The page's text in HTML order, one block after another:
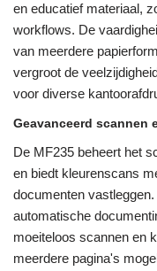
en educatief materiaal,
workflows. De
van meerdere
vergroot de
voor diverse
Geavanceerd scannen
De MF235 beheert het
en biedt kleurenscans
documenten
automatische
moeiteloos scannen en
meerdere pagina's